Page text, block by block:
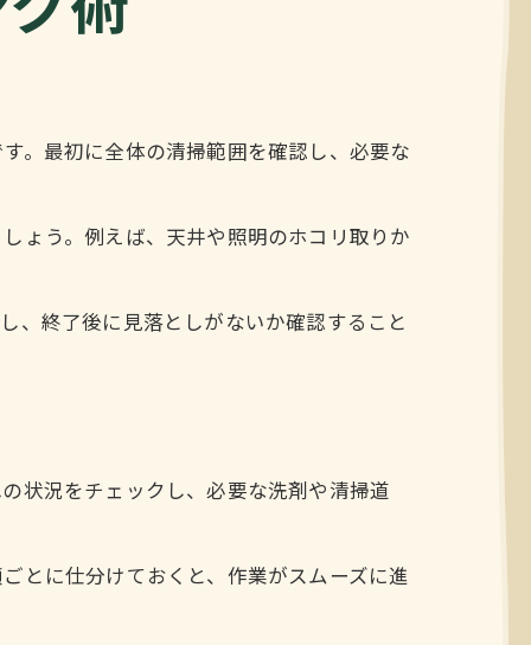
。最初に全体の清掃範囲を確認し、必要な
ょう。例えば、天井や照明のホコリ取りか
、終了後に見落としがないか確認すること
状況をチェックし、必要な洗剤や清掃道
とに仕分けておくと、作業がスムーズに進